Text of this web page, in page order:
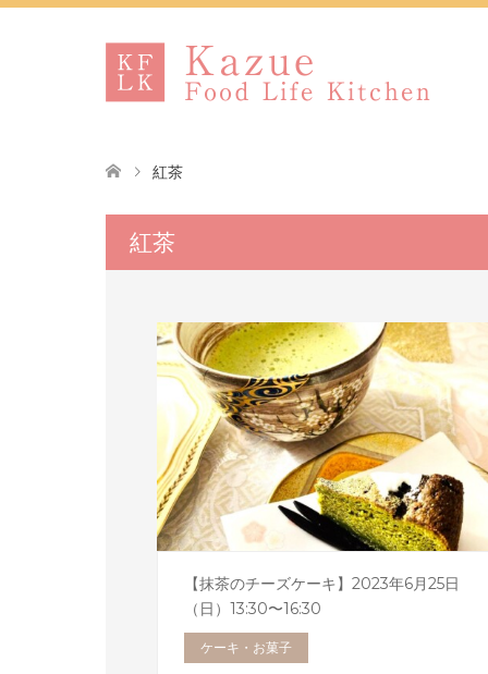
紅茶
紅茶
【抹茶のチーズケーキ】2023年6月25日
（日）13:30〜16:30
ケーキ・お菓子